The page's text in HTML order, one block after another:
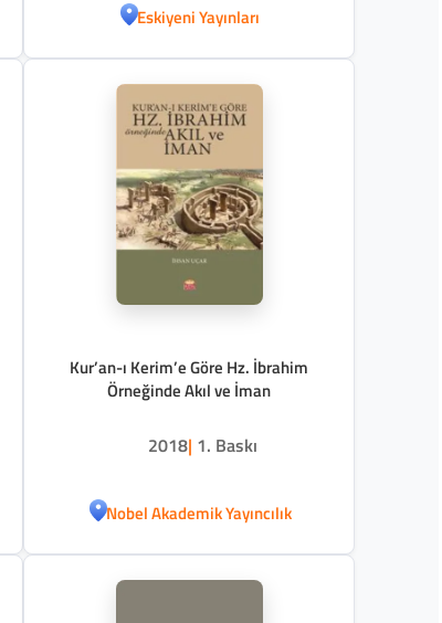
Eskiyeni Yayınları
Kur’an-ı Kerim’e Göre Hz. İbrahim
Örneğinde Akıl ve İman
2018| 1. Baskı
Nobel Akademik Yayıncılık